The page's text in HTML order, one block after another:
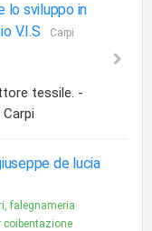
lo sviluppo in
V.I.S
Carpi
tessile. -
de lucia
falegnameria
coibentazione